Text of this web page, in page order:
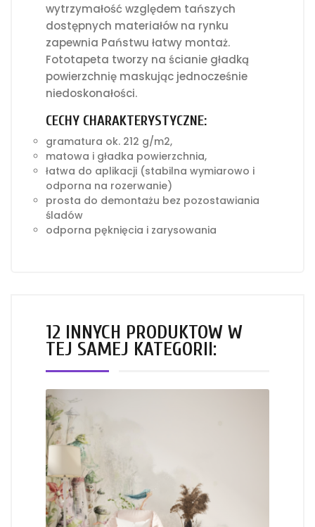
wytrzymałość względem tańszych
dostępnych materiałów na rynku
zapewnia Państwu łatwy montaż.
Fototapeta tworzy na ścianie gładką
powierzchnię maskując jednocześnie
niedoskonałości.
CECHY CHARAKTERYSTYCZNE:
gramatura ok. 212 g/m2,
matowa i gładka powierzchnia,
łatwa do aplikacji (stabilna wymiarowo i
odporna na rozerwanie)
prosta do demontażu bez pozostawiania
śladów
odporna pęknięcia i zarysowania
12 INNYCH PRODUKTÓW W
TEJ SAMEJ KATEGORII: